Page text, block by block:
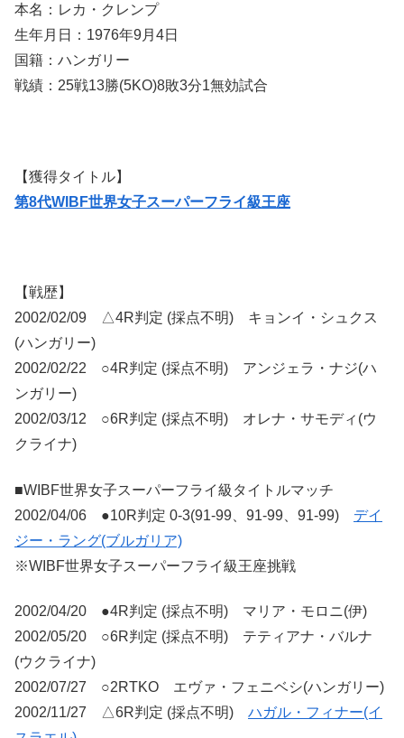
本名：レカ・クレンプ
生年月日：1976年9月4日
国籍：ハンガリー
戦績：25戦13勝(5KO)8敗3分1無効試合
【獲得タイトル】
第8代WIBF世界女子スーパーフライ級王座
【戦歴】
2002/02/09 △4R判定 (採点不明) キョンイ・シュクス
(ハンガリー)
2002/02/22 ○4R判定 (採点不明) アンジェラ・ナジ(ハ
ンガリー)
2002/03/12 ○6R判定 (採点不明) オレナ・サモディ(ウ
クライナ)
■WIBF世界女子スーパーフライ級タイトルマッチ
2002/04/06 ●10R判定 0-3(91-99、91-99、91-99) デイ
ジー・ラング(ブルガリア)
※WIBF世界女子スーパーフライ級王座挑戦
2002/04/20 ●4R判定 (採点不明) マリア・モロニ(伊)
2002/05/20 ○6R判定 (採点不明) テティアナ・バルナ
(ウクライナ)
2002/07/27 ○2RTKO エヴァ・フェニベシ(ハンガリー)
2002/11/27 △6R判定 (採点不明) ハガル・フィナー(イ